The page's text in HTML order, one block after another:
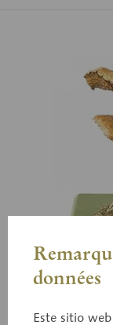
données
Este sitio